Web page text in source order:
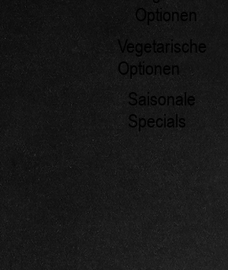
Optionen
Vegetarische
Optionen
Saisonale
Specials